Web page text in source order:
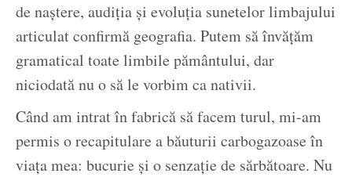
de naștere, audiția și evoluția sunetelor limbajului
articulat confirmă geografia. Putem să învățăm
gramatical toate limbile pământului, dar
niciodată nu o să le vorbim ca nativii.
Când am intrat în fabrică să facem turul, mi-am
permis o recapitulare a băuturii carbogazoase în
viața mea: bucurie și o senzație de sărbătoare. Nu